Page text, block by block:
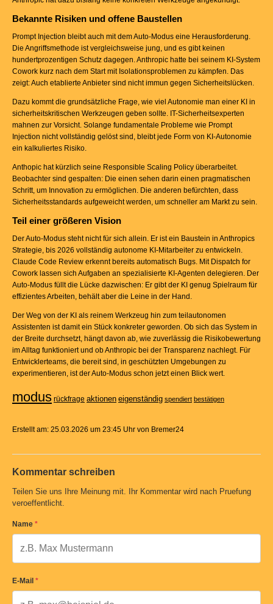
Bekannte Risiken und offene Baustellen
Prompt Injection bleibt auch mit dem Auto-Modus eine Herausforderung.
Die Angriffsmethode ist vergleichsweise jung, und es gibt keinen
hundertprozentigen Schutz dagegen. Anthropic hatte bei seinem KI-System
Cowork kurz nach dem Start mit Isolationsproblemen zu kämpfen. Das
zeigt: Auch etablierte Anbieter sind nicht immun gegen Sicherheitslücken.
Dazu kommt die grundsätzliche Frage, wie viel Autonomie man einer KI in
sicherheitskritischen Werkzeugen geben sollte. IT-Sicherheitsexperten
mahnen zur Vorsicht. Solange fundamentale Probleme wie Prompt
Injection nicht vollständig gelöst sind, bleibt jede Form von KI-Autonomie
ein kalkuliertes Risiko.
Anthopic hat kürzlich seine Responsible Scaling Policy überarbeitet.
Beobachter sind gespalten: Die einen sehen darin einen pragmatischen
Schritt, um Innovation zu ermöglichen. Die anderen befürchten, dass
Sicherheitsstandards aufgeweicht werden, um schneller am Markt zu sein.
Teil einer größeren Vision
Der Auto-Modus steht nicht für sich allein. Er ist ein Baustein in Anthropics
Strategie, bis 2026 vollständig autonome KI-Mitarbeiter zu entwickeln.
Claude Code Review erkennt bereits automatisch Bugs. Mit Dispatch for
Cowork lassen sich Aufgaben an spezialisierte KI-Agenten delegieren. Der
Auto-Modus füllt die Lücke dazwischen: Er gibt der KI genug Spielraum für
effizientes Arbeiten, behält aber die Leine in der Hand.
Der Weg von der KI als reinem Werkzeug hin zum teilautonomen
Assistenten ist damit ein Stück konkreter geworden. Ob sich das System in
der Breite durchsetzt, hängt davon ab, wie zuverlässig die Risikobewertung
im Alltag funktioniert und ob Anthropic bei der Transparenz nachlegt. Für
Entwicklerteams, die bereit sind, in geschützten Umgebungen zu
experimentieren, ist der Auto-Modus schon jetzt einen Blick wert.
modus rückfrage aktionen eigenständig spendiert bestätigen
Erstellt am: 25.03.2026 um 23:45 Uhr von Bremer24
Kommentar schreiben
Teilen Sie uns Ihre Meinung mit. Ihr Kommentar wird nach Pruefung
veroeffentlicht.
Name *
E-Mail *